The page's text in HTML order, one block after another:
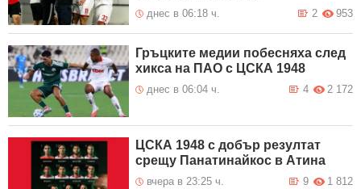
днес в 06:18 ч. 953
2
Гръцките медии побесняха след
хикса на ПАО с ЦСКА 1948
днес в 06:04 ч. 2 172
4
ЦСКА 1948 с добър резултат
срещу Панатинайкос в Атина
вчера в 23:25 ч. 1 812
9